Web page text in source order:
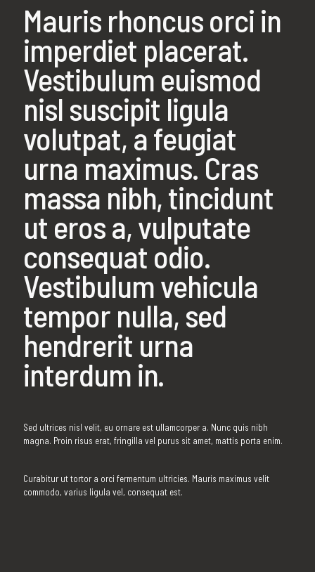
Mauris rhoncus orci in
imperdiet placerat.
Vestibulum euismod
nisl suscipit ligula
volutpat, a feugiat
urna maximus. Cras
massa nibh, tincidunt
ut eros a, vulputate
consequat odio.
Vestibulum vehicula
tempor nulla, sed
hendrerit urna
interdum in.
Sed ultrices nisl velit, eu ornare est ullamcorper a. Nunc quis nibh
magna. Proin risus erat, fringilla vel purus sit amet, mattis porta enim.
Curabitur ut tortor a orci fermentum ultricies. Mauris maximus velit
commodo, varius ligula vel, consequat est.